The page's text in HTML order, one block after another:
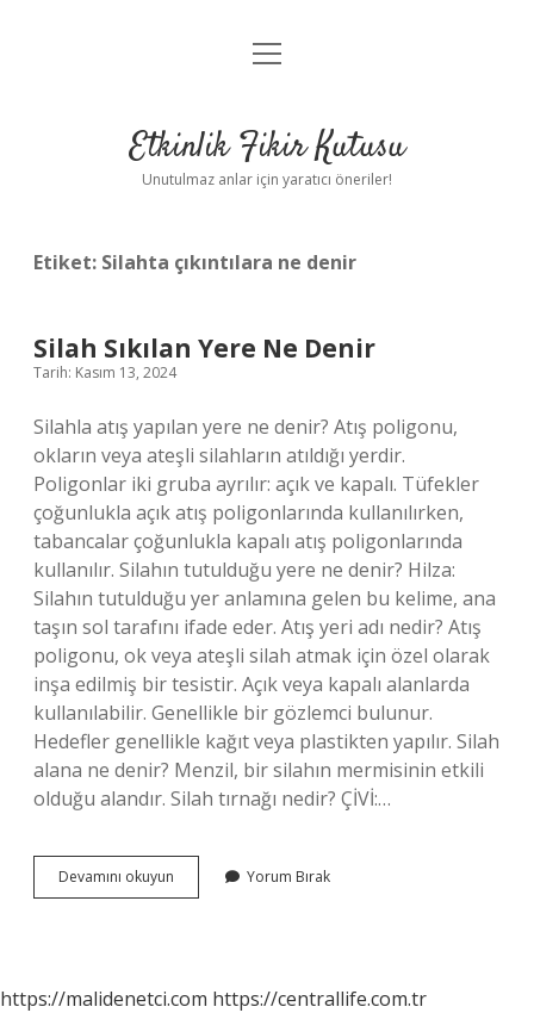
Anasayfa
Yasal Uyarı
menüyü
Etkinlik Fikir Kutusu
Unutulmaz anlar için yaratıcı öneriler!
Etiket: Silahta çıkıntılara ne denir
Silah Sıkılan Yere Ne Denir
Tarih: Kasım 13, 2024
Silahla atış yapılan yere ne denir? Atış poligonu,
okların veya ateşli silahların atıldığı yerdir.
Poligonlar iki gruba ayrılır: açık ve kapalı. Tüfekler
çoğunlukla açık atış poligonlarında kullanılırken,
tabancalar çoğunlukla kapalı atış poligonlarında
kullanılır. Silahın tutulduğu yere ne denir? Hilza:
Silahın tutulduğu yer anlamına gelen bu kelime, ana
taşın sol tarafını ifade eder. Atış yeri adı nedir? Atış
poligonu, ok veya ateşli silah atmak için özel olarak
inşa edilmiş bir tesistir. Açık veya kapalı alanlarda
kullanılabilir. Genellikle bir gözlemci bulunur.
Hedefler genellikle kağıt veya plastikten yapılır. Silah
alana ne denir? Menzil, bir silahın mermisinin etkili
olduğu alandır. Silah tırnağı nedir? ÇİVİ:…
Devamını okuyun
Sıkılan
Yorum Bırak
https://malidenetci.com https://centrallife.com.tr